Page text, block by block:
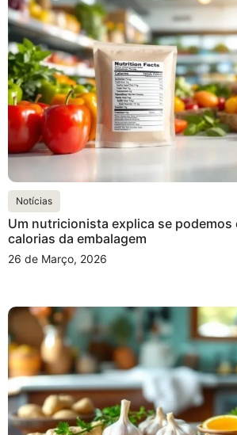
Notícias
Um nutricionista explica se podemos
calorias da embalagem
26 de Março, 2026